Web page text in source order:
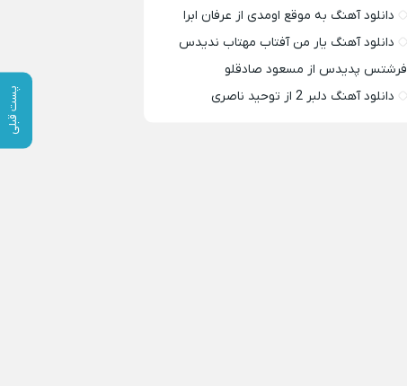
پست قبلی
دانلود آهنگ به موقع اومدی از عرفان ابرا
دانلود آهنگ یار من آفتاب مهتاب ندیدس
فرشتس پدیدس از مسعود صادقلو
دانلود آهنگ دلبر 2 از توحید ناصری